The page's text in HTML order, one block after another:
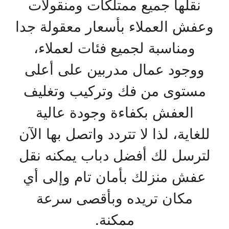
نقلها جميع ممتلكات ومنقولات
وعفش العملاء بأسعار معقولة جدا
ومناسبة لجميع فئات لعملاء،
ووجود عمال مدربين على أعلى
مستوى من فك وتركيب وتغليف
العفش بكفاءة وجودة عالية
للغاية، لذا لا تتردد واتصل بها الآن
لترسل لك أفضل دباب يمكنه نقل
عفش منزلك بأمان تام وإلى أي
مكان تريده وبأقصى سرعة
ممكنة.